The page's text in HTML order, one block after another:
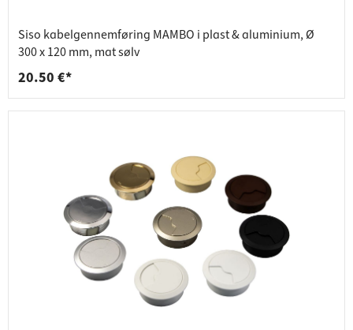
Siso kabelgennemføring MAMBO i plast & aluminium, Ø
300 x 120 mm, mat sølv
20.50 €*